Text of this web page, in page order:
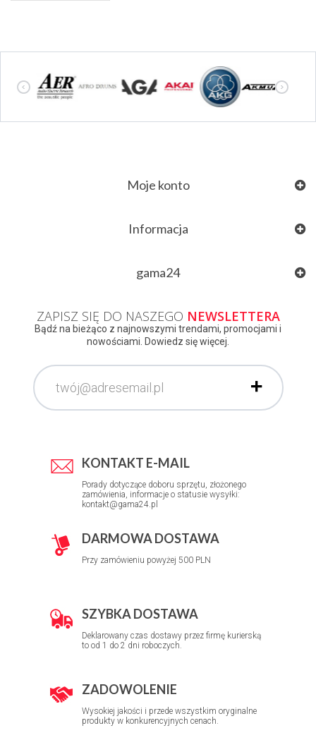
Moje konto
Informacja
gama24
ZAPISZ SIĘ DO NASZEGO NEWSLETTERA
Bądź na bieżąco z najnowszymi trendami, promocjami i
nowościami. Dowiedz się więcej.
KONTAKT E-MAIL
Porady dotyczące doboru sprzętu, złożonego
zamówienia, informacje o statusie wysyłki:
kontakt@gama24.pl
DARMOWA DOSTAWA
Przy zamówieniu powyżej 500 PLN
SZYBKA DOSTAWA
Deklarowany czas dostawy przez firmę kurierską
to od 1 do 2 dni roboczych.
ZADOWOLENIE
Wysokiej jakości i przede wszystkim oryginalne
produkty w konkurencyjnych cenach.